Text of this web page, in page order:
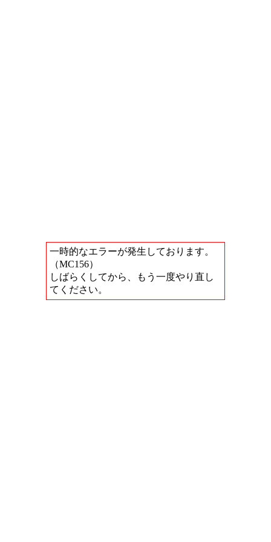
一時的なエラーが発生しております。
（MC156）
しばらくしてから、もう一度やり直し
てください。